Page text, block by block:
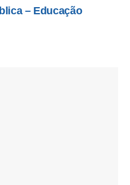
– Educação